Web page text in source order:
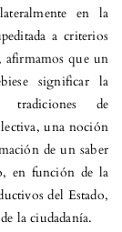
en la
a criterios
afirmamos que un
significar la
tradiciones de
una noción
de un saber
en función de la
del Estado,
la ciudadanía.